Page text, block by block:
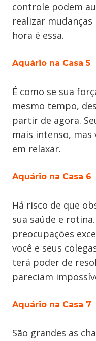
controle podem
realizar
hora é essa.
Aquário na Casa 5
É como se sua
mesmo tempo,
partir de agora.
mais intenso,
em relaxar.
Aquário na Casa 6
Há risco de que
sua saúde e
preocupações
você e seus
terá poder de
pareciam
Aquário na Casa 7
São grandes as